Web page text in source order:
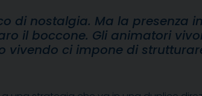
di nostalgia. Ma la presenza
il boccone. Gli animatori
ci impone di